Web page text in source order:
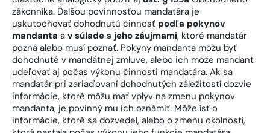
zákonníka. Ďalšou povinnosťou mandatára je
uskutočňovať dohodnutú činnosť podľa pokynov
mandanta a v súlade s jeho záujmami, ktoré mandatár
pozná alebo musí poznať. Pokyny mandanta môžu byť
dohodnuté v mandátnej zmluve, alebo ich môže mandant
udeľovať aj počas výkonu činnosti mandatára. Ak sa
mandatár pri zariaďovaní dohodnutých záležitostí dozvie
informácie, ktoré môžu mať vplyv na zmenu pokynov
mandanta, je povinný mu ich oznámiť. Môže ísť o
informácie, ktoré sa dozvedel, alebo o zmenu okolností,